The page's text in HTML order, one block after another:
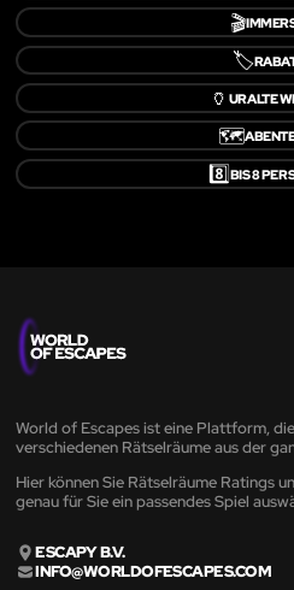
🎬
🏷️
🏺 URALTE
🗺️
8️⃣BIS 8
World of Escapes ist eine Plattform,
verschiedenen Rätselräume aus der
Hier können Sie Rätselräume Ratings
genau für Sie ein passendes Spiel
ESCAPY B.V.
INFO@WORLDOFESCAPES.COM